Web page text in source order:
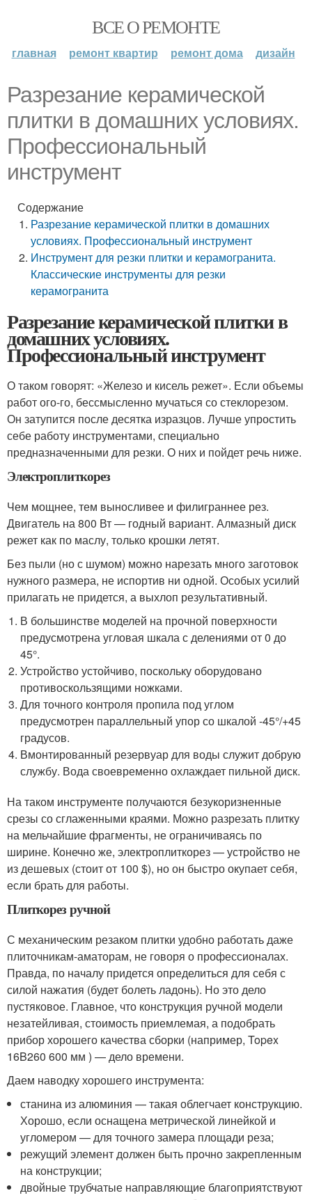
ВСЕ О РЕМОНТЕ
главная ремонт квартир ремонт дома дизайн
Разрезание керамической
плитки в домашних условиях.
Профессиональный
инструмент
Содержание
Разрезание керамической плитки в домашних
условиях. Профессиональный инструмент
Инструмент для резки плитки и керамогранита.
Классические инструменты для резки
керамогранита
Разрезание керамической плитки в
домашних условиях.
Профессиональный инструмент
О таком говорят: «Железо и кисель режет». Если объемы
работ ого-го, бессмысленно мучаться со стеклорезом.
Он затупится после десятка изразцов. Лучше упростить
себе работу инструментами, специально
предназначенными для резки. О них и пойдет речь ниже.
Электроплиткорез
Чем мощнее, тем выносливее и филиграннее рез.
Двигатель на 800 Вт — годный вариант. Алмазный диск
режет как по маслу, только крошки летят.
Без пыли (но с шумом) можно нарезать много заготовок
нужного размера, не испортив ни одной. Особых усилий
прилагать не придется, а выхлоп результативный.
В большинстве моделей на прочной поверхности
предусмотрена угловая шкала с делениями от 0 до
45°.
Устройство устойчиво, поскольку оборудовано
противоскользящими ножками.
Для точного контроля пропила под углом
предусмотрен параллельный упор со шкалой -45°/+45
градусов.
Вмонтированный резервуар для воды служит добрую
службу. Вода своевременно охлаждает пильной диск.
На таком инструменте получаются безукоризненные
срезы со сглаженными краями. Можно разрезать плитку
на мельчайшие фрагменты, не ограничиваясь по
ширине. Конечно же, электроплиткорез — устройство не
из дешевых (стоит от 100 $), но он быстро окупает себя,
если брать для работы.
Плиткорез ручной
С механическим резаком плитки удобно работать даже
плиточникам-аматорам, не говоря о профессионалах.
Правда, по началу придется определиться для себя с
силой нажатия (будет болеть ладонь). Но это дело
пустяковое. Главное, что конструкция ручной модели
незатейливая, стоимость приемлемая, а подобрать
прибор хорошего качества сборки (например, Topex
16B260 600 мм ) — дело времени.
Даем наводку хорошего инструмента:
станина из алюминия — такая облегчает конструкцию.
Хорошо, если оснащена метрической линейкой и
угломером — для точного замера площади реза;
режущий элемент должен быть прочно закрепленным
на конструкции;
двойные трубчатые направляющие благоприятствуют